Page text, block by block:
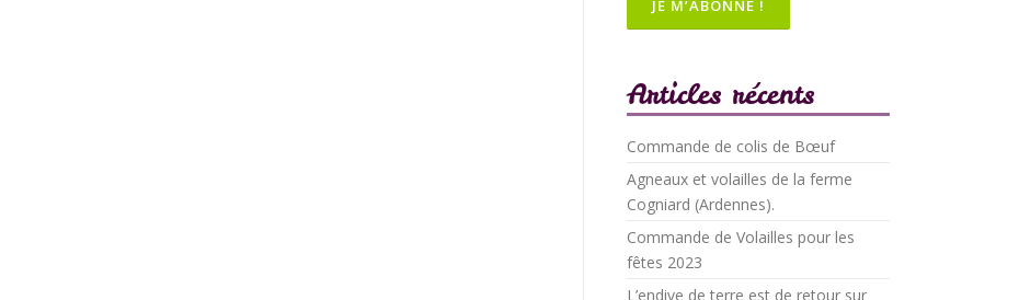
Articles récents
Commande de colis de Bœuf
Agneaux et volailles de la ferme
Cogniard (Ardennes).
Commande de Volailles pour les
fêtes 2023
L’endive de terre est de retour sur